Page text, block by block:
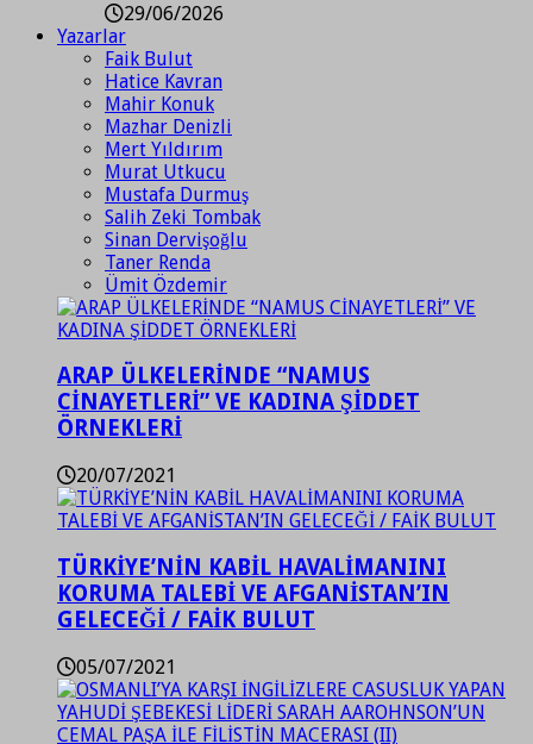
29/06/2026
Yazarlar
Faik Bulut
Hatice Kavran
Mahir Konuk
Mazhar Denizli
Mert Yıldırım
Murat Utkucu
Mustafa Durmuş
Salih Zeki Tombak
Sinan Dervişoğlu
Taner Renda
Ümit Özdemir
ARAP ÜLKELERİNDE “NAMUS
CİNAYETLERİ” VE KADINA ŞİDDET
ÖRNEKLERİ
20/07/2021
TÜRKİYE’NİN KABİL HAVALİMANINI
KORUMA TALEBİ VE AFGANİSTAN’IN
GELECEĞİ / FAİK BULUT
05/07/2021